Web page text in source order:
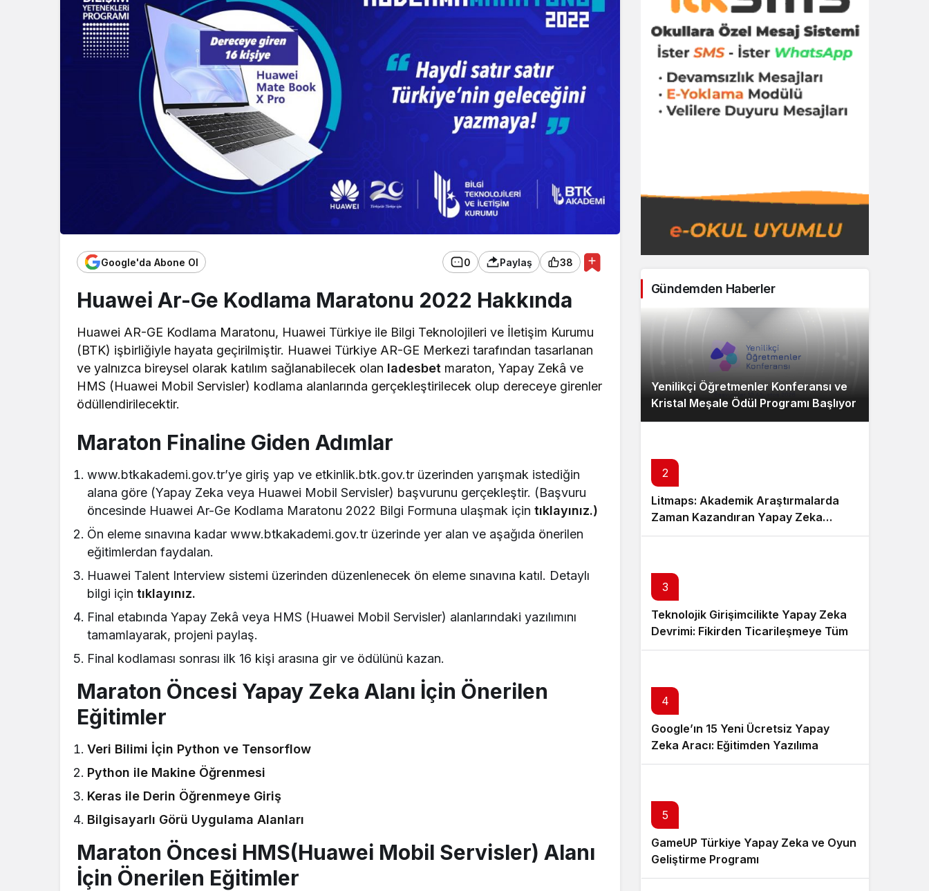
Google'da Abone Ol 0 Paylaş 38
Huawei Ar-Ge Kodlama Maratonu 2022 Hakkında
Huawei AR-GE Kodlama Maratonu, Huawei Türkiye ile Bilgi Teknolojileri ve İletişim Kurumu
(BTK) işbirliğiyle hayata geçirilmiştir. Huawei Türkiye AR-GE Merkezi tarafından tasarlanan
ve yalnızca bireysel olarak katılım sağlanabilecek olan ladesbet maraton, Yapay Zekâ ve
HMS (Huawei Mobil Servisler) kodlama alanlarında gerçekleştirilecek olup dereceye girenler
ödüllendirilecektir.
Maraton Finaline Giden Adımlar
www.btkakademi.gov.tr’ye giriş yap ve etkinlik.btk.gov.tr üzerinden yarışmak istediğin
alana göre (Yapay Zeka veya Huawei Mobil Servisler) başvurunu gerçekleştir. (Başvuru
öncesinde Huawei Ar-Ge Kodlama Maratonu 2022 Bilgi Formuna ulaşmak içintıklayınız.)
Ön eleme sınavına kadar www.btkakademi.gov.tr üzerinde yer alan ve aşağıda önerilen
eğitimlerdan faydalan.
Huawei Talent Interview sistemi üzerinden düzenlenecek ön eleme sınavına katıl. Detaylı
bilgi içintıklayınız.
Final etabında Yapay Zekâ veya HMS (Huawei Mobil Servisler) alanlarındaki yazılımını
tamamlayarak, projeni paylaş.
Final kodlaması sonrası ilk 16 kişi arasına gir ve ödülünü kazan.
Maraton Öncesi Yapay Zeka Alanı İçin Önerilen
Eğitimler
Veri Bilimi İçin Python ve Tensorflow
Python ile Makine Öğrenmesi
Keras ile Derin Öğrenmeye Giriş
Bilgisayarlı Görü Uygulama Alanları
Maraton Öncesi HMS(Huawei Mobil Servisler) Alanı
İçin Önerilen Eğitimler
Gündemden Haberler
Yenilikçi Öğretmenler Konferansı ve
Kristal Meşale Ödül Programı Başlıyor
2
Litmaps: Akademik Araştırmalarda
Zaman Kazandıran Yapay Zeka…
3
Teknolojik Girişimcilikte Yapay Zeka
Devrimi: Fikirden Ticarileşmeye Tüm
Süreç
4
Google’ın 15 Yeni Ücretsiz Yapay
Zeka Aracı: Eğitimden Yazılıma
Kapsamlı Bir Rehber
5
GameUP Türkiye Yapay Zeka ve Oyun
Geliştirme Programı